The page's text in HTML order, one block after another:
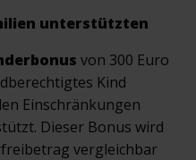
unterstützten
von 300 Euro
Kind
Einschränkungen
Dieser Bonus wird
vergleichbar